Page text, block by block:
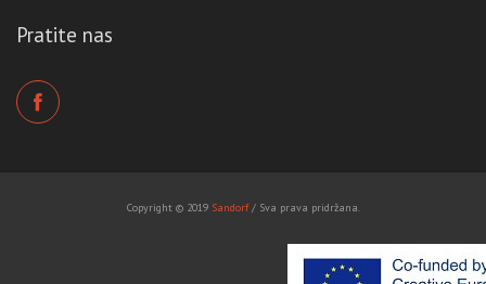
Pratite nas
Copyright © 2019 Sandorf/ Sva prava pridržana.